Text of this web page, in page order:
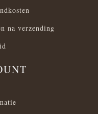
na verzending